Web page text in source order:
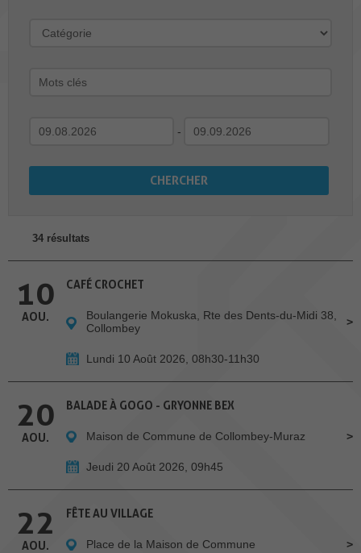
-
34 résultats
10
AOU.
CAFÉ CROCHET
Boulangerie Mokuska, Rte des Dents-du-Midi 38,
Collombey
Lundi 10 Août 2026, 08h30-11h30
20
AOU.
BALADE À GOGO - GRYONNE BEX
Maison de Commune de Collombey-Muraz
Jeudi 20 Août 2026, 09h45
22
AOU.
FÊTE AU VILLAGE
Place de la Maison de Commune